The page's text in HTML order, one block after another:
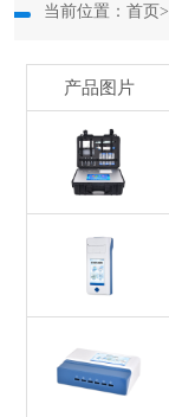
当前位置： 首页 >
产品图片